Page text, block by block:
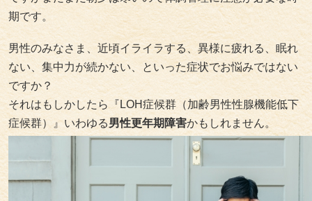
期です。
男性のみなさま、近頃イライラする、異様に疲れる、眠れ
ない、集中力が続かない、といった症状でお悩みではない
ですか？
それはもしかしたら『LOH症候群（加齢男性性腺機能低下
症候群）』いわゆる男性更年期障害かもしれません。